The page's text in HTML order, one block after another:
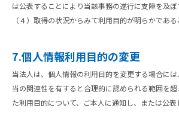
は公表することにより当該事務の遂行に支障を及
（４）取得の状況からみて利用目的が明らかであ
7.個人情報利用目的の変更
当法人は、個人情報の利用目的を変更する場合に
当の関連性を有すると合理的に認められる範囲を
た利用目的について、ご本人に通知し、または公表